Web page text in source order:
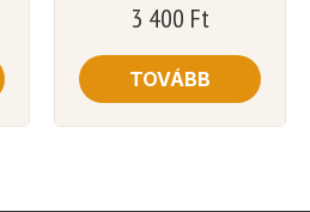
3 400 Ft
TOVÁBB